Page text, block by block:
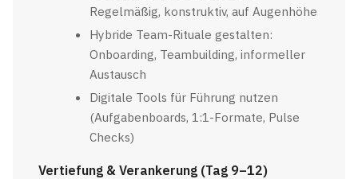
Regelmäßig, konstruktiv, auf Augenhöhe
Hybride Team-Rituale gestalten:
Onboarding, Teambuilding, informeller
Austausch
Digitale Tools für Führung nutzen
(Aufgabenboards, 1:1-Formate, Pulse
Checks)
Vertiefung & Verankerung (Tag 9–12)